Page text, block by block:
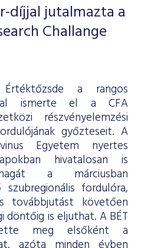
díjjal jutalmazta a
Challange
a rangos
ismerte el a CFA
részvényelemzési
győzteseit. A
Egyetem nyertes
hivatalosan is
a márciusban
szubregionális fordulóra,
továbbjutást követően
döntőig is eljuthat. A BÉT
meg elsőként a